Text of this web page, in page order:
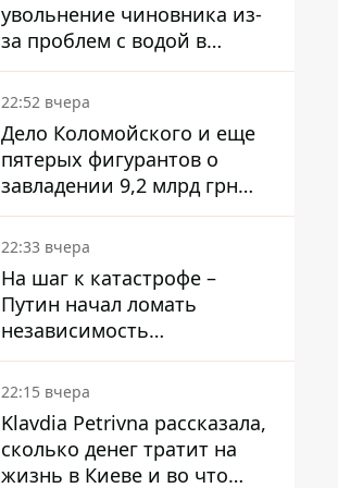
увольнение чиновника из-
за проблем с водой в
Марганце
22:52 вчера
Дело Коломойского и еще
пятерых фигурантов о
завладении 9,2 млрд грн
ПриватБанка направили в
суд
22:33 вчера
На шаг к катастрофе –
Путин начал ломать
независимость
собственного Центробанка,
заставив снизить базовую
ставку
22:15 вчера
Klavdia Petrivna рассказала,
сколько денег тратит на
жизнь в Киеве и во что